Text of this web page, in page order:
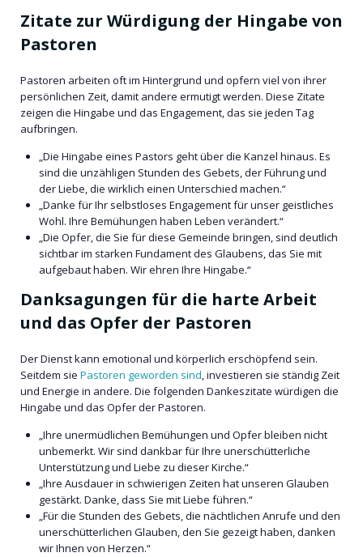
Zitate zur Würdigung der Hingabe von
Pastoren
Pastoren arbeiten oft im Hintergrund und opfern viel von ihrer
persönlichen Zeit, damit andere ermutigt werden. Diese Zitate
zeigen die Hingabe und das Engagement, das sie jeden Tag
aufbringen.
„Die Hingabe eines Pastors geht über die Kanzel hinaus. Es
sind die unzähligen Stunden des Gebets, der Führung und
der Liebe, die wirklich einen Unterschied machen.“
„Danke für Ihr selbstloses Engagement für unser geistliches
Wohl. Ihre Bemühungen haben Leben verändert.“
„Die Opfer, die Sie für diese Gemeinde bringen, sind deutlich
sichtbar im starken Fundament des Glaubens, das Sie mit
aufgebaut haben. Wir ehren Ihre Hingabe.“
Danksagungen für die harte Arbeit
und das Opfer der Pastoren
Der Dienst kann emotional und körperlich erschöpfend sein.
Seitdem sie Pastoren geworden sind, investieren sie ständig Zeit
und Energie in andere. Die folgenden Dankeszitate würdigen die
Hingabe und das Opfer der Pastoren.
„Ihre unermüdlichen Bemühungen und Opfer bleiben nicht
unbemerkt. Wir sind dankbar für Ihre unerschütterliche
Unterstützung und Liebe zu dieser Kirche.“
„Ihre Ausdauer in schwierigen Zeiten hat unseren Glauben
gestärkt. Danke, dass Sie mit Liebe führen.“
„Für die Stunden des Gebets, die nächtlichen Anrufe und den
unerschütterlichen Glauben, den Sie gezeigt haben, danken
wir Ihnen von Herzen.“